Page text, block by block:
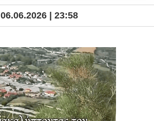
06.06.2026 | 23:58